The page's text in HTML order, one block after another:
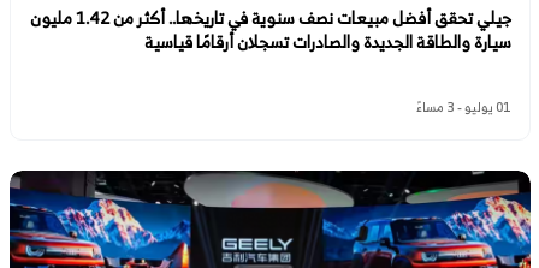
جيلي تحقق أفضل مبيعات نصف سنوية في تاريخها.. أكثر من 1.42 مليون
سيارة والطاقة الجديدة والصادرات تسجلان أرقامًا قياسية
01 يوليو - 3 مساءً